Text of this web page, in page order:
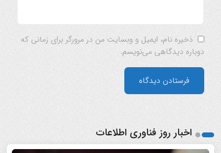
ذخیره نام، ایمیل و وبسایت من در مرورگر برای زمانی که
دوباره دیدگاهی می‌نویسم.
اخبار روز فناوری اطلاعات